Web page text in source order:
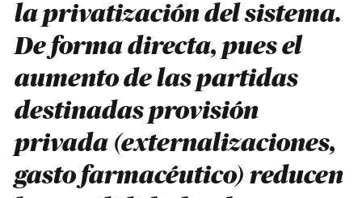
la privatización del sistema.
De forma directa, pues el
aumento de las partidas
destinadas provisión
privada (externalizaciones,
gasto farmacéutico) reducen